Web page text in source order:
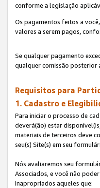
conforme a legislação
Os pagamentos feitos a
valores a serem pagos,
Se qualquer pagamento
qualquer comissão posterior
Requisitos para
1. Cadastro e
Para iniciar o processo de
deverá(ão) estar
materiais de terceiros deve
seu(s) Site(s) em seu
Nós avaliaremos seu
Associados, e você não
Inapropriados aqueles que: